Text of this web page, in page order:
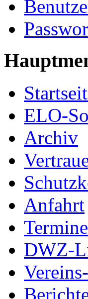
ELO-
Archiv
Anfahrt
Termine
DWZ-